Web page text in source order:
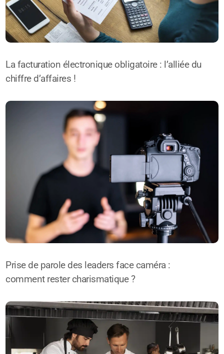
La facturation électronique obligatoire : l’alliée du
chiffre d’affaires !
Prise de parole des leaders face caméra :
comment rester charismatique ?